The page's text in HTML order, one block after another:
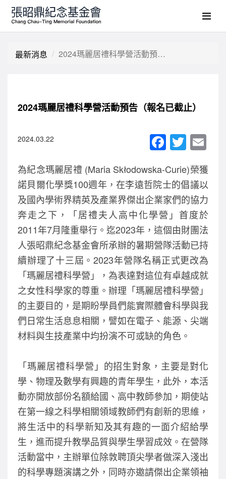
最新消息 2024瑪麗居禮科學營活動預告（報名已截止）
2024瑪麗居禮科學營活動預告（報名已截止）
2024.03.22 F
c
e
b
o
o
k
T
wi
tt
er
ail
為紀念瑪麗居禮 (Maria Skłodowska-Curie)榮獲
諾貝爾化學獎100週年，在李遠哲院士的倡議以
及國內學術界精英及產業界傑出企業家們的協力
奔走之下，「居禮夫人高中化學營」首度於
2011年7月隆重舉行。迄2023年，這個由財團法
人張昭鼎紀念基金會所承辦的暑期營隊活動已持
續辦理了十三屆。2023年營隊名稱正式更改為
「瑪麗居禮科學營」，為表達對這位有卓越成就
之女性科學家的尊重。辦理「瑪麗居禮科學營」
的主要目的，是期盼學員們能實際體會科學與我
們日常生活息息相關，譬如在電子、能源、尖端
材料與生技產業中均扮演不可或缺的角色。
「瑪麗居禮科學營」的招生對象，主要是對化
學、物理及數學有興趣的青年學生，此外，本活
動亦開放部份名額給國、高中教師參加，期使站
在第一線之科學相關領域教師們有創新的思維，
將生活中的科學新知及其有趣的一面介紹給學
生，進而提升教學品質與學生學習成效。在營隊
活動當中，主辦單位除敦聘頂尖學者做深入淺出
的科學專題演講之外，同時亦邀請傑出企業領袖